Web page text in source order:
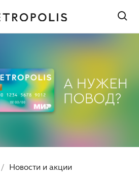
Новости и акции